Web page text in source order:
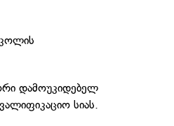
დამოუკიდებელ
სიას.